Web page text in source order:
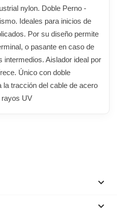
nylon. Doble Perno -
Ideales para inicios de
Por su diseño permite
o pasante en caso de
intermedios. Aislador ideal por
Único con doble
tracción del cable de acero
rayos UV

